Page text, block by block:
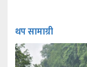
थप सामाग्री